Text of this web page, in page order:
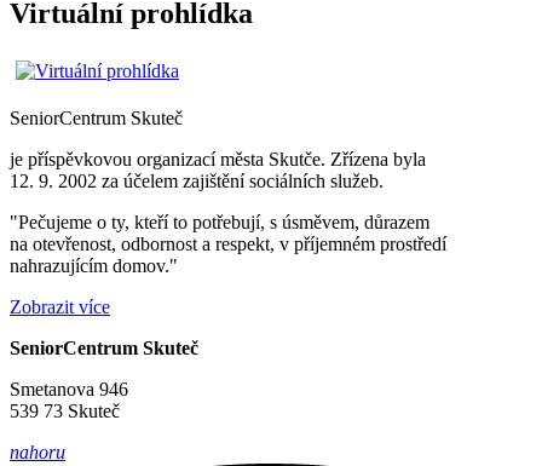
Virtuální prohlídka
SeniorCentrum Skuteč
je příspěvkovou organizací města Skutče. Zřízena byla
12. 9. 2002 za účelem zajištění sociálních služeb.
"Pečujeme o ty, kteří to potřebují, s úsměvem, důrazem
na otevřenost, odbornost a respekt, v příjemném prostředí
nahrazujícím domov."
Zobrazit více
SeniorCentrum Skuteč
Smetanova 946
539 73 Skuteč
nahoru